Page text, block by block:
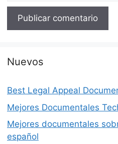
Nuevos
Best Legal Appeal
Mejores Documentales
Mejores documentales
español